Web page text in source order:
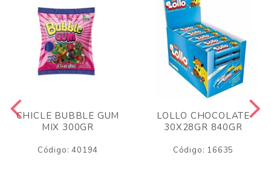
CHICLE BUBBLE GUM
MIX 300GR
Código: 40194
LOLLO CHOCOLATE
30X28GR 840GR
Código: 16635